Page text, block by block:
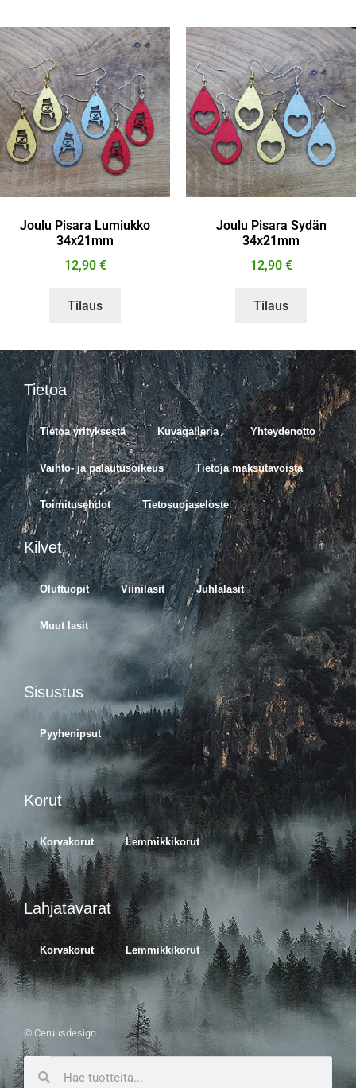
Joulu Pisara Lumiukko
34x21mm
12,90 €
Tilaus
Joulu Pisara Sydän
34x21mm
12,90 €
Tilaus
Tietoa
Tietoa yrityksestä Kuvagalleria Yhteydenotto
Vaihto- ja palautusoikeus Tietoja maksutavoista
Toimitusehdot Tietosuojaseloste
Kilvet
Oluttuopit Viinilasit Juhlalasit
Muut lasit
Sisustus
Pyyhenipsut
Korut
Korvakorut Lemmikkikorut
Lahjatavarat
Korvakorut Lemmikkikorut
© Ceruusdesign